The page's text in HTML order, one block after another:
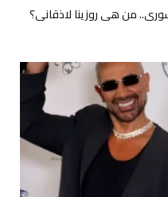
من هي روزينا لاذقاني؟